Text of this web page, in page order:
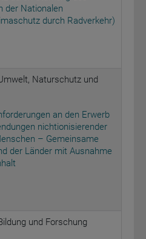
der Nationalen
durch Radverkehr)
Naturschutz und
an den Erwerb
nichtionisierender
– Gemeinsame
der Länder mit Ausnahme
und Forschung